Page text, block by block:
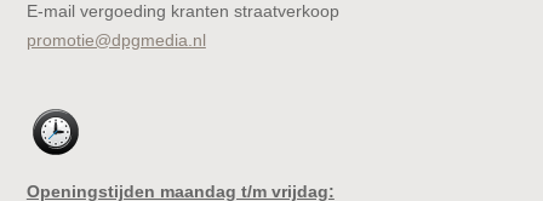
E-mail vergoeding kranten straatverkoop
promotie@dpgmedia.nl
Openingstijden maandag t/m vrijdag: